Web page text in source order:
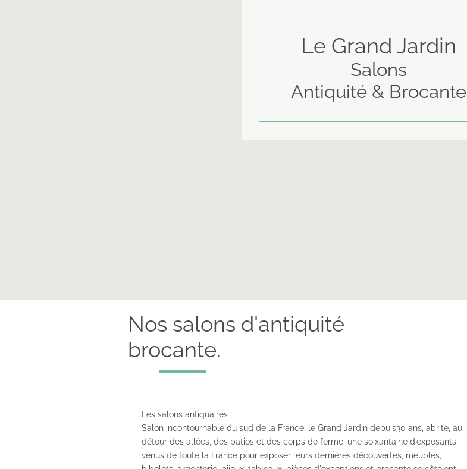
Le Grand Jardin
Salons
Antiquité & Brocante
Les salons antiquaires
Salon incontournable du sud de la France, le Grand Jardin depuis30 ans, abrite, au
détour des allées, des patios et des corps de ferme, une soixantaine d’exposants
venus de toute la France pour exposer leurs dernières découvertes, meubles,
Nos salons d'antiquité
brocante.